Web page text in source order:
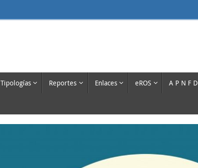
Tipologías Reportes Enlaces eROS A P N F D